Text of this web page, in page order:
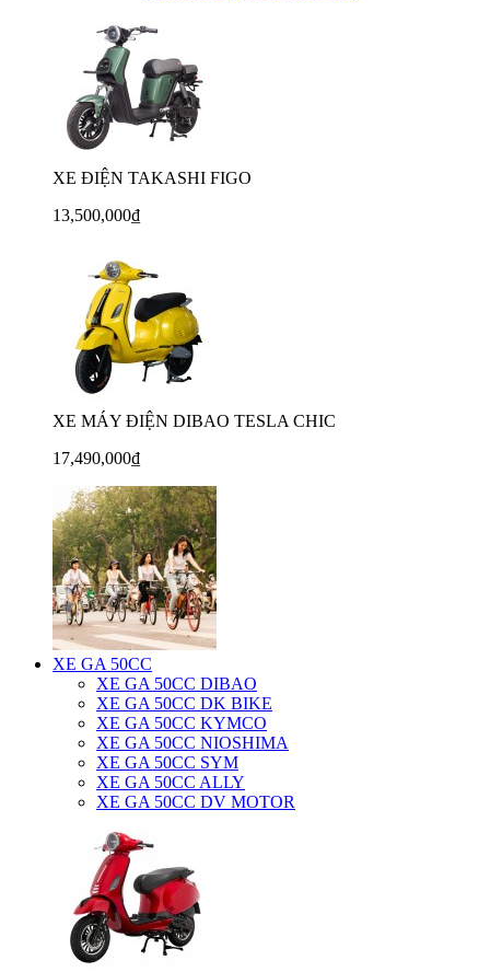
XE ĐIỆN TAKASHI FIGO
13,500,000₫
XE MÁY ĐIỆN DIBAO TESLA CHIC
17,490,000₫
XE GA 50CC
XE GA 50CC DIBAO
XE GA 50CC DK BIKE
XE GA 50CC KYMCO
XE GA 50CC NIOSHIMA
XE GA 50CC SYM
XE GA 50CC ALLY
XE GA 50CC DV MOTOR